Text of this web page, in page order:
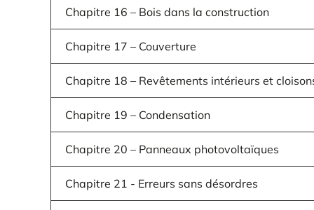
Chapitre 16 – Bois dans la construction
Chapitre 17 – Couverture
Chapitre 18 – Revêtements intérieurs et
Chapitre 19 – Condensation
Chapitre 20 – Panneaux photovoltaïques
Chapitre 21 - Erreurs sans désordres